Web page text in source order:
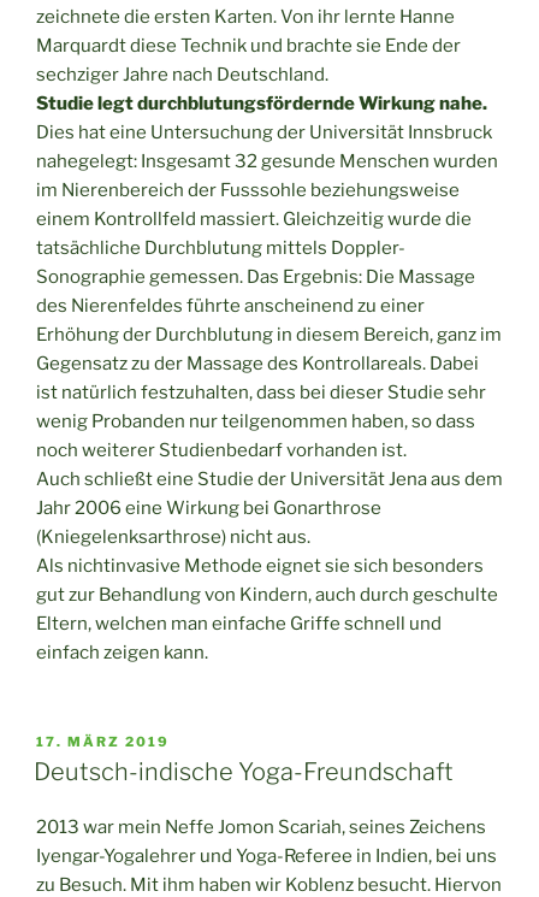
zeichnete die ersten Karten. Von ihr lernte Hanne
Marquardt diese Technik und brachte sie Ende der
sechziger Jahre nach Deutschland.
Studie legt durchblutungsfördernde Wirkung nahe.
Dies hat eine Untersuchung der Universität Innsbruck
nahegelegt: Insgesamt 32 gesunde Menschen wurden
im Nierenbereich der Fusssohle beziehungsweise
einem Kontrollfeld massiert. Gleichzeitig wurde die
tatsächliche Durchblutung mittels Doppler-
Sonographie gemessen. Das Ergebnis: Die Massage
des Nierenfeldes führte anscheinend zu einer
Erhöhung der Durchblutung in diesem Bereich, ganz im
Gegensatz zu der Massage des Kontrollareals. Dabei
ist natürlich festzuhalten, dass bei dieser Studie sehr
wenig Probanden nur teilgenommen haben, so dass
noch weiterer Studienbedarf vorhanden ist.
Auch schließt eine Studie der Universität Jena aus dem
Jahr 2006 eine Wirkung bei Gonarthrose
(Kniegelenksarthrose) nicht aus.
Als nichtinvasive Methode eignet sie sich besonders
gut zur Behandlung von Kindern, auch durch geschulte
Eltern, welchen man einfache Griffe schnell und
einfach zeigen kann.
VERÖFFENTLICHT
AM
17. MÄRZ 2019
Deutsch-indische Yoga-Freundschaft
2013 war mein Neffe Jomon Scariah, seines Zeichens
Iyengar-Yogalehrer und Yoga-Referee in Indien, bei uns
zu Besuch. Mit ihm haben wir Koblenz besucht. Hiervon